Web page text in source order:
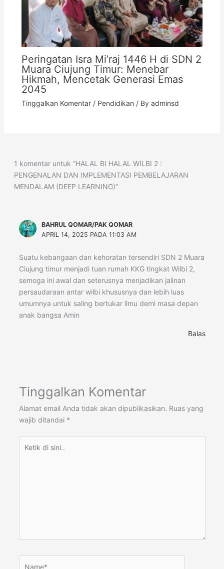
Peringatan Isra Mi’raj 1446 H di SDN 2
Muara Ciujung Timur: Menebar
Hikmah, Mencetak Generasi Emas
2045
Tinggalkan Komentar / Pendidikan / By adminsd
1 komentar untuk “HALAL BI HALAL WILBI 2 :
PENGENALAN DAN IMPLEMENTASI PEMBELAJARAN
MENDALAM (DEEP LEARNING)”
BAHRUL QOMAR/PAK QOMAR
APRIL 14, 2025 PADA 11:03 AM
Suatu kebangaan dan kehoratan tersendiri SDN 2 Muara
Ciujung timur menjadi tuan rumah KKG tingkat Wilbi 2,
semoga ini awal dan seterusnya menjadikan jalinan
persaudaraan antar wilbi khususnya dan lebih luas
umumnya untuk saling bertukar ilmu demi masa depan
anak bangsa Amin
Balas
Tinggalkan Komentar
Alamat email Anda tidak akan dipublikasikan. Ruas yang
wajib ditandai *